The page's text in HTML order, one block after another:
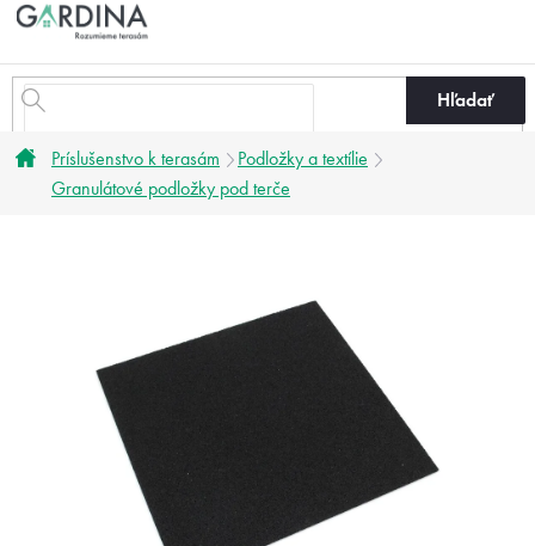
Prejsť
obsah
Hľadať
Domov
Príslušenstvo k terasám
Podložky a textílie
Granulátové podložky pod terče